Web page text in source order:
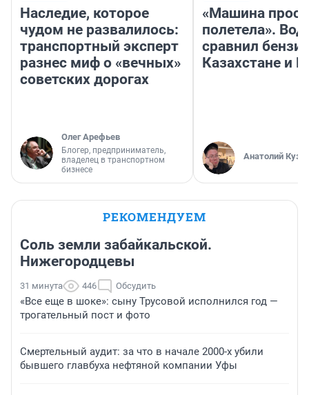
Наследие, которое
чудом не развалилось:
транспортный эксперт
разнес миф о «вечных»
советских дорогах
Олег Арефьев
Блогер, предприниматель,
владелец в транспортном
бизнесе
«Машина
полетела».
сравнил
Казахстане и
Анатолий
РЕКОМЕНДУЕМ
Соль земли забайкальской.
Нижегородцевы
31 минута 446 Обсудить
«Все еще в шоке»: сыну Трусовой исполнился год —
трогательный пост и фото
Смертельный аудит: за что в начале 2000-х убили
бывшего главбуха нефтяной компании Уфы